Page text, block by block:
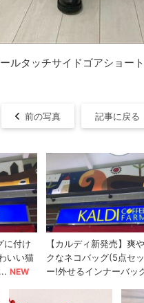
ルタッチサイドゴアショー
前の写真 記事に戻る